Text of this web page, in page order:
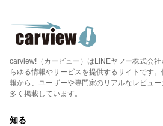
carview!（カービュー）はLINEヤフー株式会
らゆる情報やサービスを提供するサイトです
報から、ユーザーや専門家のリアルなレビュ
多く掲載しています。
知る